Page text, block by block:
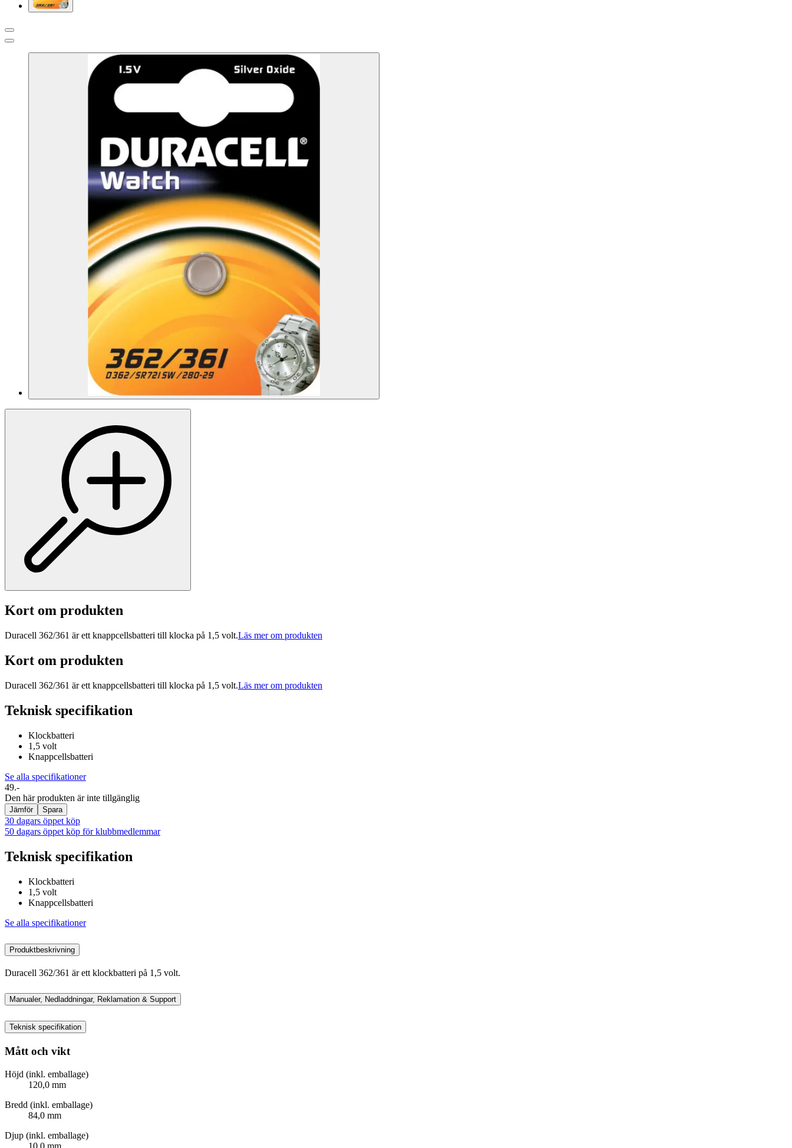
Kort om produkten
Duracell 362/361 är ett knappcellsbatteri till klocka på 1,5 volt.Läs mer om produkten
Kort om produkten
Duracell 362/361 är ett knappcellsbatteri till klocka på 1,5 volt.Läs mer om produkten
Teknisk specifikation
Klockbatteri
1,5 volt
Knappcellsbatteri
Se alla specifikationer
49.-
Den här produkten är inte tillgänglig
Jämför Spara
30 dagars öppet köp
50 dagars öppet köp för klubbmedlemmar
Teknisk specifikation
Klockbatteri
1,5 volt
Knappcellsbatteri
Se alla specifikationer
Produktbeskrivning
Duracell 362/361 är ett klockbatteri på 1,5 volt.
Manualer, Nedladdningar, Reklamation & Support
Teknisk specifikation
Mått och vikt
Höjd (inkl. emballage)
120,0 mm
Bredd (inkl. emballage)
84,0 mm
Djup (inkl. emballage)
10,0 mm